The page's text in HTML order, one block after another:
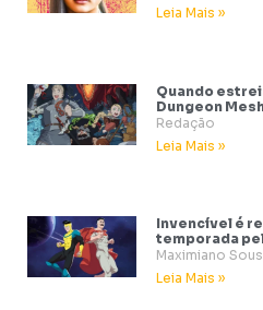
Leia Mais »
Quando
Dungeon
Redação
Leia Mais »
Invencível é
temporada
Maximiano
Leia Mais »